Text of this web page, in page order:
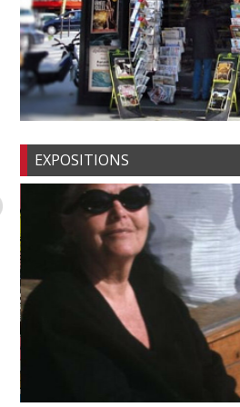
EXPOSITIONS